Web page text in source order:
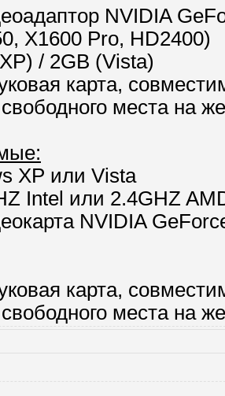
NVIDIA
X1600 Pro, HD2400)
/ 2GB (Vista)
карта,
места на
XP или Vista
Intel или 2.4GHZ
NVIDIA
карта,
места на